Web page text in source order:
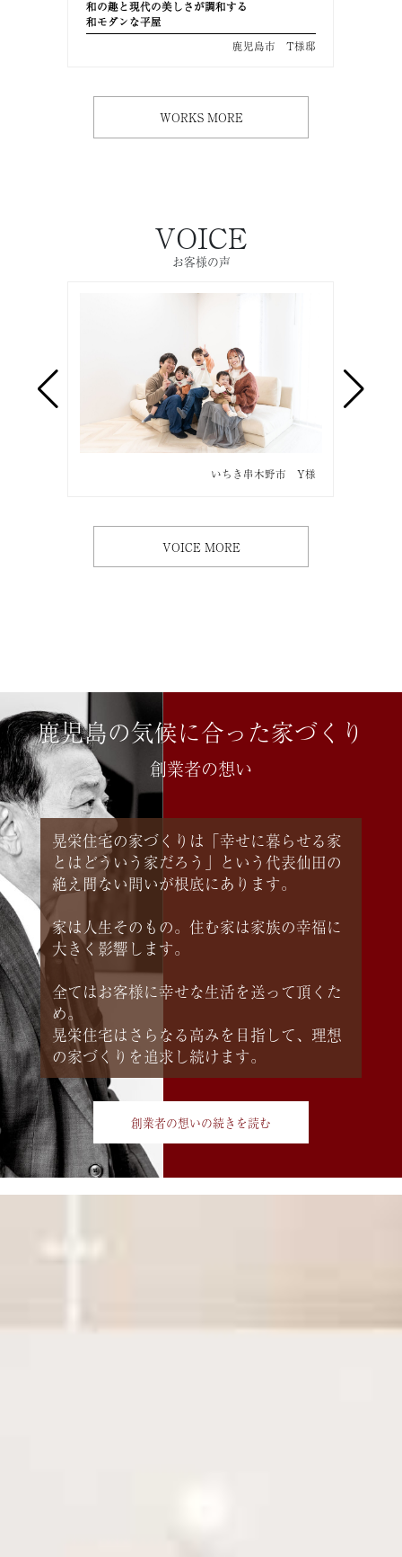
和の趣と現代の美しさが調和する
和モダンな平屋
鹿児島市 T様邸
WORKS MORE
VOICE
お客様の声
いちき串木野市 Y様
VOICE MORE
鹿児島の気候に合った家づくり
創業者の想い
晃栄住宅の家づくりは「幸せに暮らせる家
とはどういう家だろう」という代表仙田の
絶え間ない問いが根底にあります。
家は人生そのもの。住む家は家族の幸福に
大きく影響します。
全てはお客様に幸せな生活を送って頂くた
め。
晃栄住宅はさらなる高みを目指して、理想
の家づくりを追求し続けます。
創業者の想いの続きを読む